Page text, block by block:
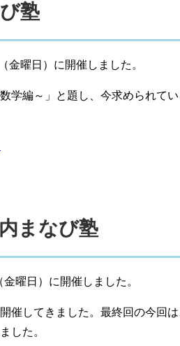
塾
金曜日）に開催しました。
編～」と題し、今求められて
まなび塾
曜日）に開催しました。
催してきました。最終回の今回
した。